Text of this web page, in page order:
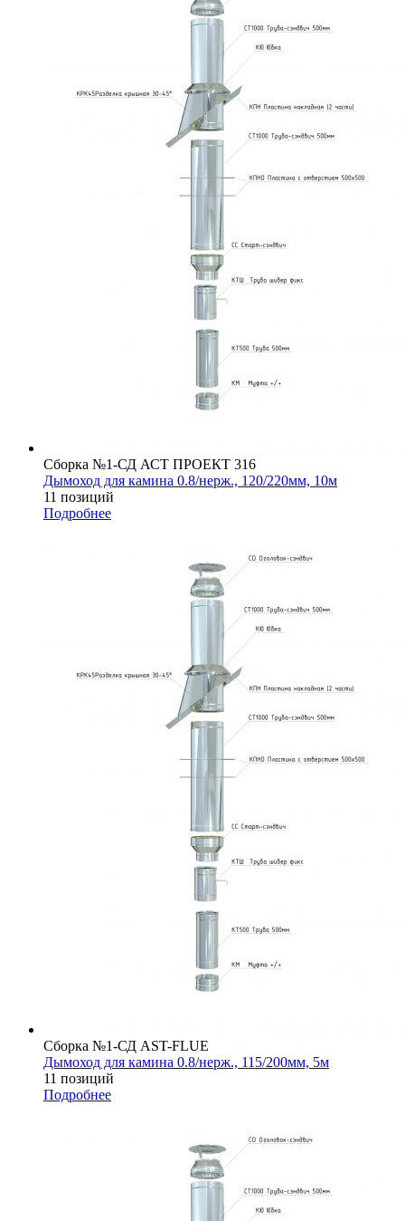
Сборка №1-СД АСТ ПРОЕКТ 316
Дымоход для камина 0.8/нерж., 120/220мм, 10м
11 позиций
Подробнее
Сборка №1-СД AST-FLUE
Дымоход для камина 0.8/нерж., 115/200мм, 5м
11 позиций
Подробнее